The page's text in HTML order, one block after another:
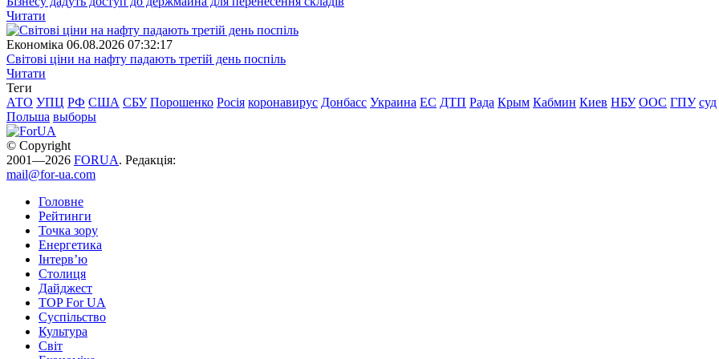
Читати
Економіка 06.08.2026 07:32:17
Світові ціни на нафту падають третій день поспіль
Читати
Теги
АТО УПЦ РФ США СБУ Порошенко Росія коронавирус Донбасс Украина ЕС ДТП Рада Крым Кабмин Киев НБУ ООС ГПУ суд
Польша выборы
© Copyright
2001—2026 FORUA. Редакція:
mail@for-ua.com
Головне
Рейтинги
Точка зору
Енергетика
Інтерв’ю
Столиця
Дайджест
TOP For UA
Суспiльство
Культура
Світ